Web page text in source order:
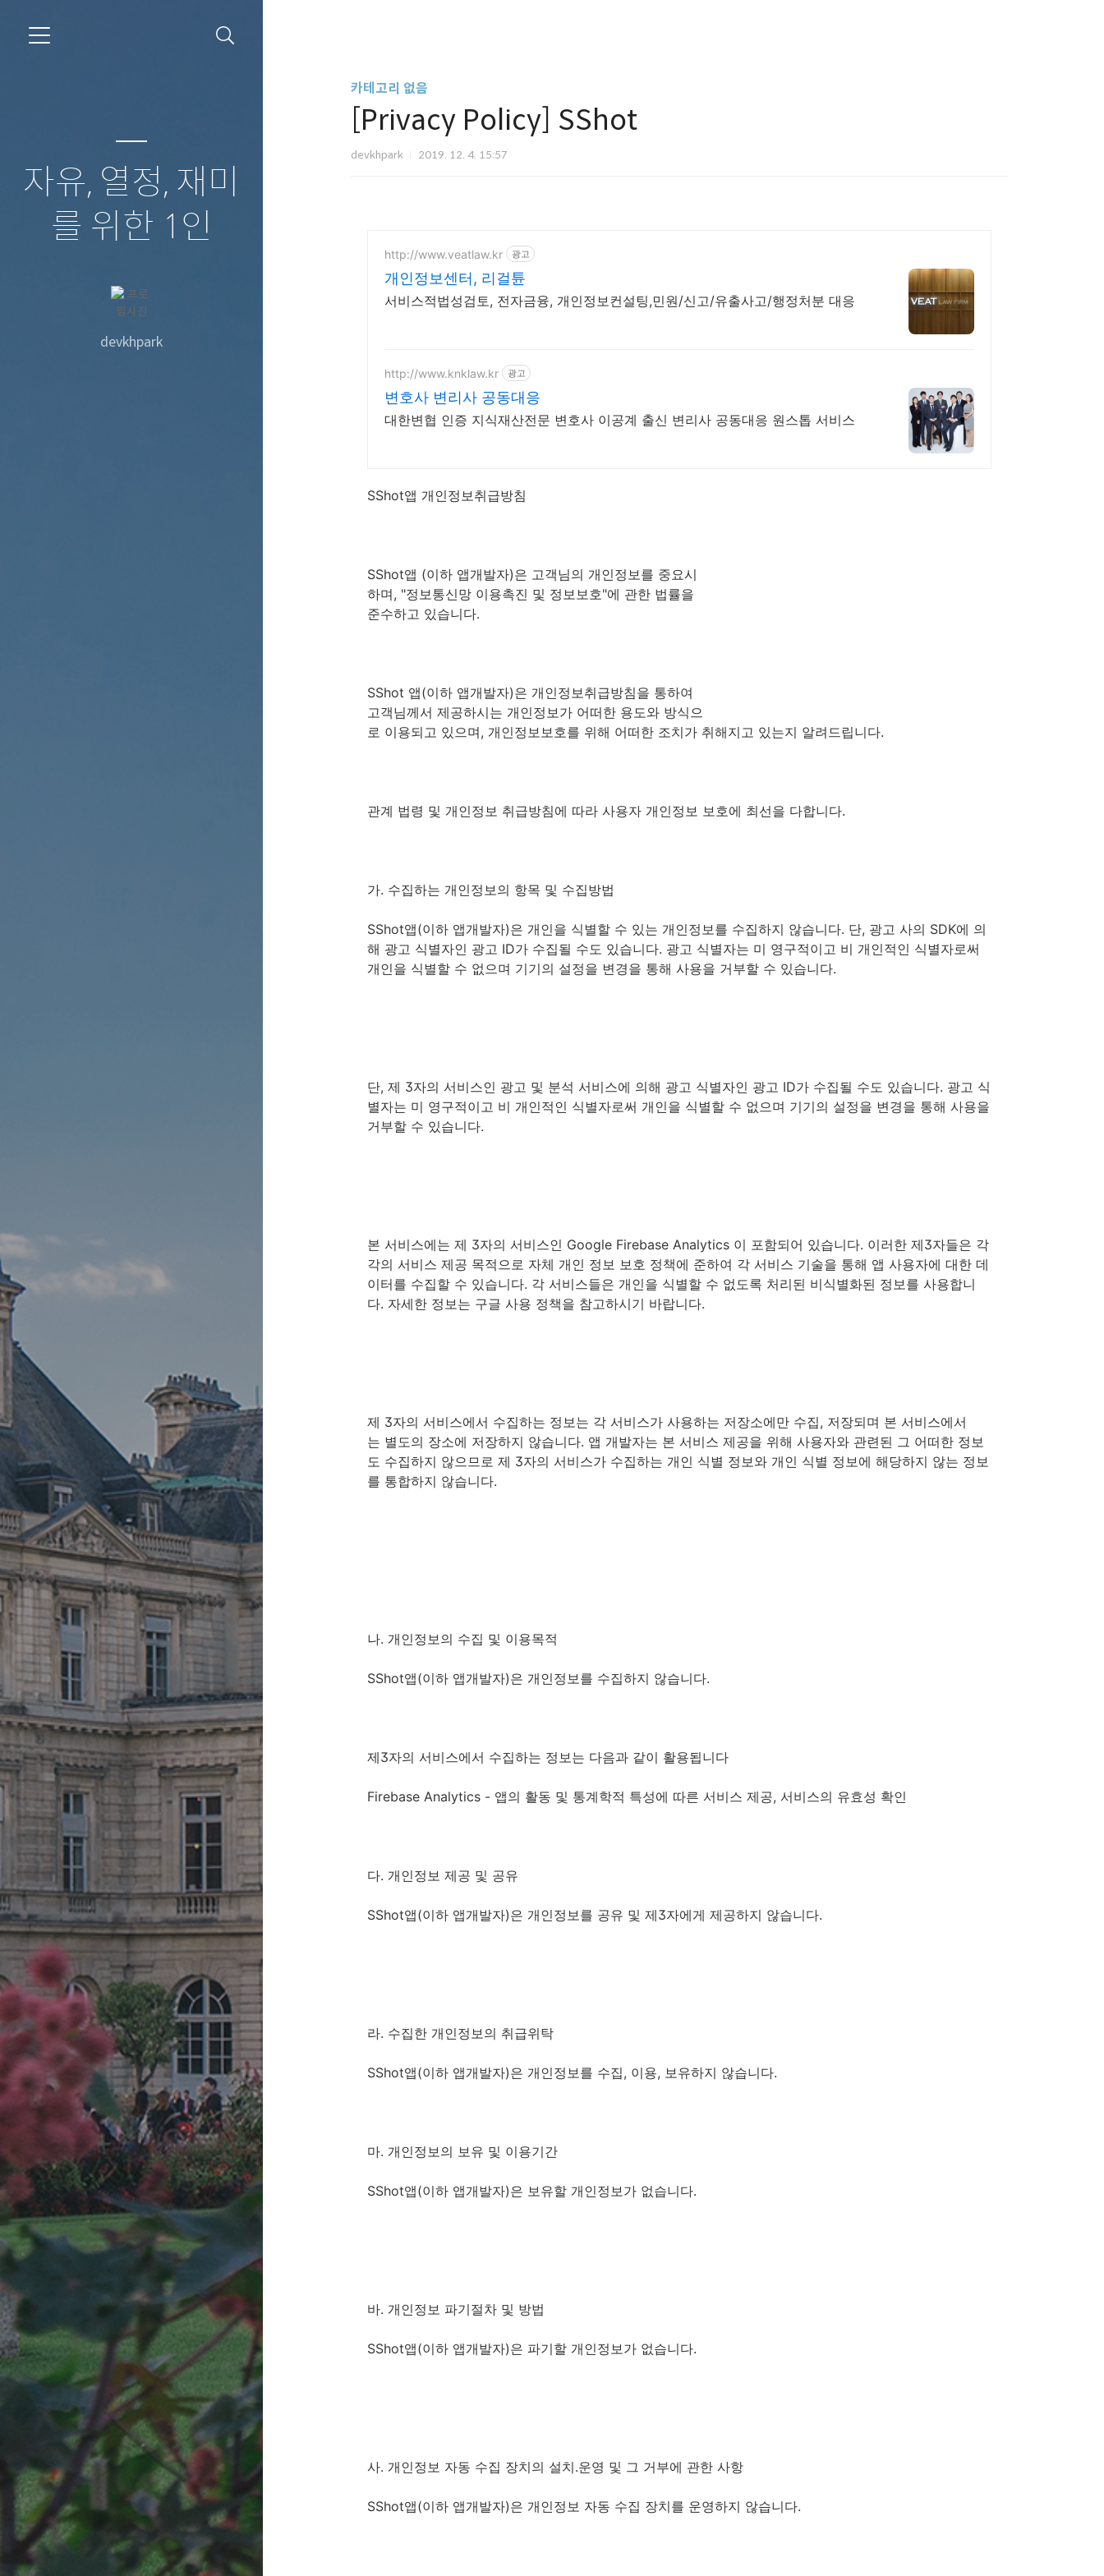
자유, 열정, 재미
를 위한 1인
devkhpark
카테고리 없음
[Privacy Policy] SShot
devkhpark 2019. 12. 4. 15:57
http://www.veatlaw.kr 광고
개인정보센터, 리걸튠
서비스적법성검토, 전자금융, 개인정보컨설팅,민원/신고/유출사고/행정처분 대응
http://www.knklaw.kr 광고
변호사 변리사 공동대응
대한변협 인증 지식재산전문 변호사 이공계 출신 변리사 공동대응 원스톱 서비스
SShot앱 개인정보취급방침
SShot앱 (이하 앱개발자)은 고객님의 개인정보를 중요시
하며, "정보통신망 이용촉진 및 정보보호"에 관한 법률을
준수하고 있습니다.
SShot 앱(이하 앱개발자)은 개인정보취급방침을 통하여
고객님께서 제공하시는 개인정보가 어떠한 용도와 방식으
로 이용되고 있으며, 개인정보보호를 위해 어떠한 조치가 취해지고 있는지 알려드립니다.
관계 법령 및 개인정보 취급방침에 따라 사용자 개인정보 보호에 최선을 다합니다.
가. 수집하는 개인정보의 항목 및 수집방법
SShot앱(이하 앱개발자)은 개인을 식별할 수 있는 개인정보를 수집하지 않습니다. 단, 광고 사의 SDK에 의
해 광고 식별자인 광고 ID가 수집될 수도 있습니다. 광고 식별자는 미 영구적이고 비 개인적인 식별자로써
개인을 식별할 수 없으며 기기의 설정을 변경을 통해 사용을 거부할 수 있습니다.
단, 제 3자의 서비스인 광고 및 분석 서비스에 의해 광고 식별자인 광고 ID가 수집될 수도 있습니다. 광고 식
별자는 미 영구적이고 비 개인적인 식별자로써 개인을 식별할 수 없으며 기기의 설정을 변경을 통해 사용을
거부할 수 있습니다.
본 서비스에는 제 3자의 서비스인 Google Firebase Analytics 이 포함되어 있습니다. 이러한 제3자들은 각
각의 서비스 제공 목적으로 자체 개인 정보 보호 정책에 준하여 각 서비스 기술을 통해 앱 사용자에 대한 데
이터를 수집할 수 있습니다. 각 서비스들은 개인을 식별할 수 없도록 처리된 비식별화된 정보를 사용합니
다. 자세한 정보는 구글 사용 정책을 참고하시기 바랍니다.
제 3자의 서비스에서 수집하는 정보는 각 서비스가 사용하는 저장소에만 수집, 저장되며 본 서비스에서
는 별도의 장소에 저장하지 않습니다. 앱 개발자는 본 서비스 제공을 위해 사용자와 관련된 그 어떠한 정보
도 수집하지 않으므로 제 3자의 서비스가 수집하는 개인 식별 정보와 개인 식별 정보에 해당하지 않는 정보
를 통합하지 않습니다.
나. 개인정보의 수집 및 이용목적
SShot앱(이하 앱개발자)은 개인정보를 수집하지 않습니다.
제3자의 서비스에서 수집하는 정보는 다음과 같이 활용됩니다
Firebase Analytics - 앱의 활동 및 통계학적 특성에 따른 서비스 제공, 서비스의 유효성 확인
다. 개인정보 제공 및 공유
SShot앱(이하 앱개발자)은 개인정보를 공유 및 제3자에게 제공하지 않습니다.
라. 수집한 개인정보의 취급위탁
SShot앱(이하 앱개발자)은 개인정보를 수집, 이용, 보유하지 않습니다.
마. 개인정보의 보유 및 이용기간
SShot앱(이하 앱개발자)은 보유할 개인정보가 없습니다.
바. 개인정보 파기절차 및 방법
SShot앱(이하 앱개발자)은 파기할 개인정보가 없습니다.
사. 개인정보 자동 수집 장치의 설치․운영 및 그 거부에 관한 사항
SShot앱(이하 앱개발자)은 개인정보 자동 수집 장치를 운영하지 않습니다.